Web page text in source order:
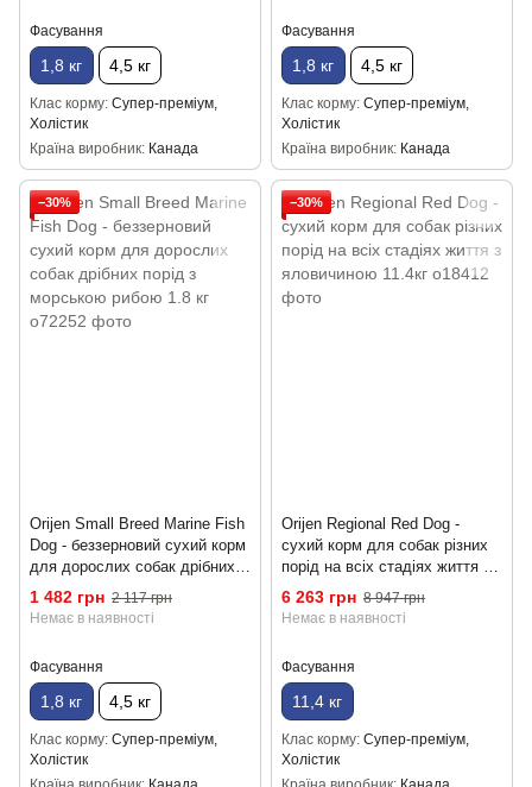
Фасування
1,8 кг 4,5 кг
Клас корму Супер-преміум,
Холістик
Країна виробник Канада
Фасування
1,8 кг 4,5 кг
Клас корму Супер-преміум,
Холістик
Країна виробник Канада
−30%
Orijen Small Breed Marine Fish
Dog - беззерновий сухий корм
для дорослих собак дрібних
порід з морською рибою 1.8 кг
1 482 грн 2 117 грн
Немає в наявності
Фасування
1,8 кг 4,5 кг
Клас корму Супер-преміум,
Холістик
−30%
Orijen Regional Red Dog -
сухий корм для собак різних
порід на всіх стадіях життя з
яловичиною 11.4кг
6 263 грн 8 947 грн
Немає в наявності
Фасування
11,4 кг
Клас корму Супер-преміум,
Холістик